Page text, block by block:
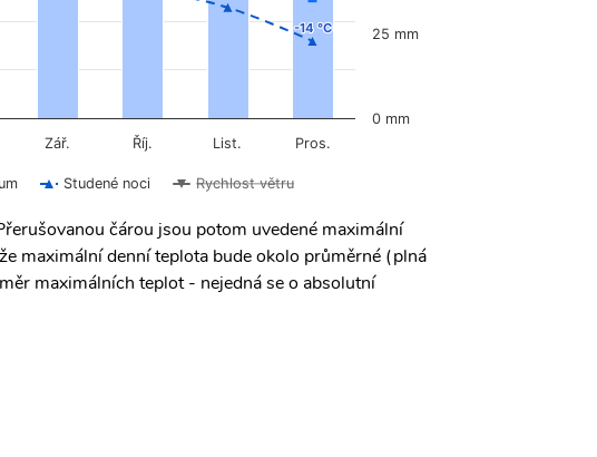
-14 °C
-14 °C
Studené noci Rychlost větru
Zář. Říj. List. Pros.
0 mm
25 mm
čárou jsou potom uvedené maximální
maximální denní teplota bude okolo průměrné (plná
maximálních teplot - nejedná se o absolutní